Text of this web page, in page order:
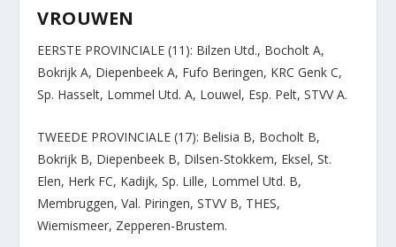
VROUWEN
EERSTE PROVINCIALE (11): Bilzen Utd., Bocholt A,
Bokrijk A, Diepenbeek A, Fufo Beringen, KRC Genk C,
Sp. Hasselt, Lommel Utd. A, Louwel, Esp. Pelt, STVV A.
TWEEDE PROVINCIALE (17): Belisia B, Bocholt B,
Bokrijk B, Diepenbeek B, Dilsen-Stokkem, Eksel, St.
Elen, Herk FC, Kadijk, Sp. Lille, Lommel Utd. B,
Membruggen, Val. Piringen, STVV B, THES,
Wiemismeer, Zepperen-Brustem.